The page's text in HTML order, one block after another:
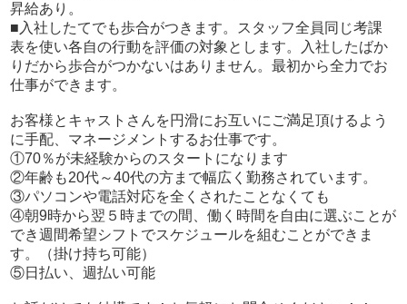
昇給あり。
■入社したてでも歩合がつきます。スタッフ全員同じ考課
表を使い各自の行動を評価の対象とします。入社したばか
りだから歩合がつかないはありません。最初から全力でお
仕事ができます。
お客様とキャストさんを円滑にお互いにご満足頂けるよう
に手配、マネージメントするお仕事です。
①70％が未経験からのスタートになります
②年齢も20代～40代の方まで幅広く勤務されています。
③パソコンや電話対応を全くされたことなくても
④朝9時から翌５時までの間、働く時間を自由に選ぶことが
でき週間希望シフトでスケジュールを組むことができま
す。（掛け持ち可能）
⑤日払い、週払い可能